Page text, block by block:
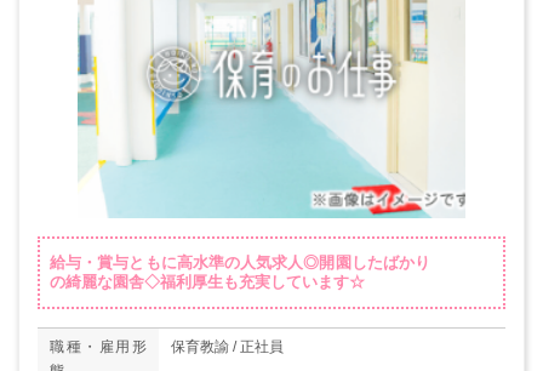
給与・賞与ともに高水準の人気求人◎開園したばかり
の綺麗な園舎◇福利厚生も充実しています☆
職種・雇用形
保育教諭 / 正社員